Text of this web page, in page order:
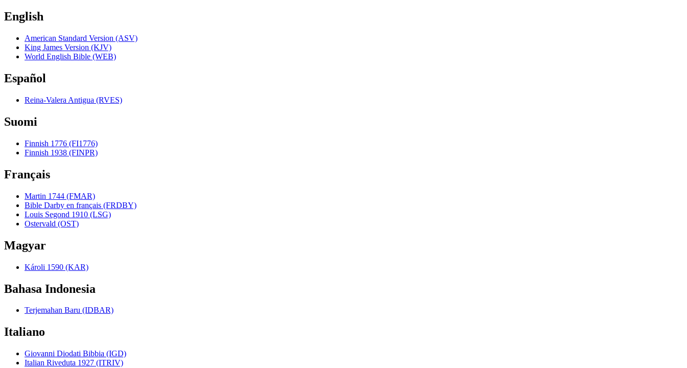
English
American Standard Version (ASV)
King James Version (KJV)
World English Bible (WEB)
Español
Reina-Valera Antigua (RVES)
Suomi
Finnish 1776 (FI1776)
Finnish 1938 (FINPR)
Français
Martin 1744 (FMAR)
Bible Darby en français (FRDBY)
Louis Segond 1910 (LSG)
Ostervald (OST)
Magyar
Károli 1590 (KAR)
Bahasa Indonesia
Terjemahan Baru (IDBAR)
Italiano
Giovanni Diodati Bibbia (IGD)
Italian Riveduta 1927 (ITRIV)